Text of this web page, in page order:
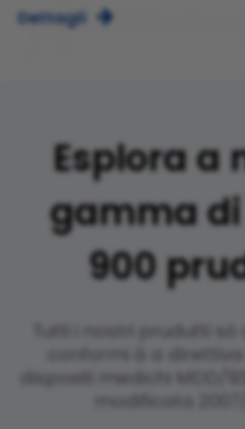
Dettagli 
Esplora a
gamma
900
Tutti i nostri prudutti sò
conformi à a direttiva
dispositi medichi MDD/